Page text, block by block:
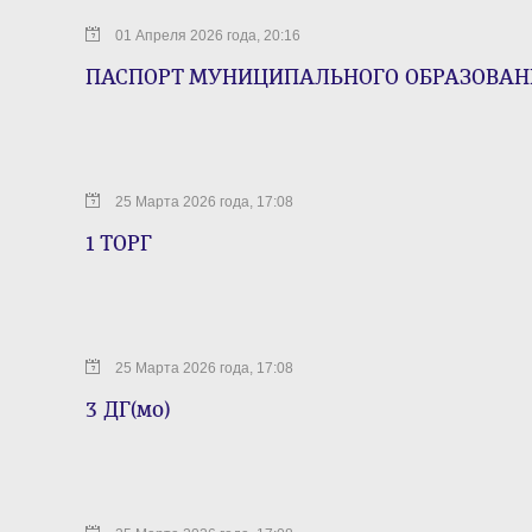
01 Апреля 2026 года, 20:16
ПАСПОРТ МУНИЦИПАЛЬНОГО
25 Марта 2026 года, 17:08
1 ТОРГ
25 Марта 2026 года, 17:08
3 ДГ(мо)